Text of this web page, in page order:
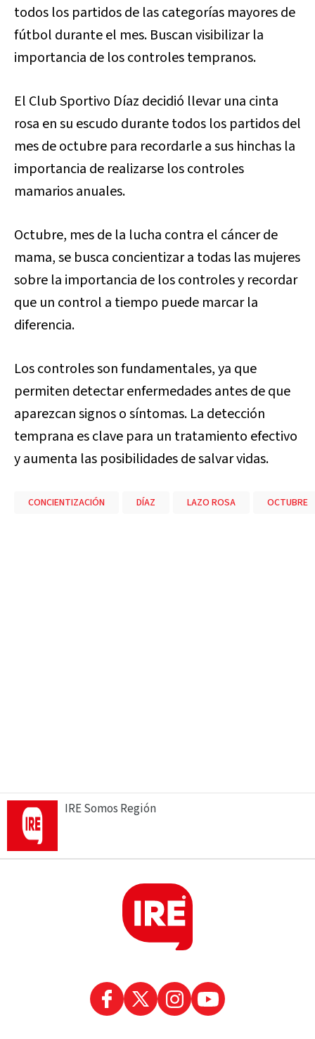
todos los partidos de las categorías mayores de
fútbol durante el mes. Buscan visibilizar la
importancia de los controles tempranos.
El Club Sportivo Díaz decidió llevar una cinta
rosa en su escudo durante todos los partidos del
mes de octubre para recordarle a sus hinchas la
importancia de realizarse los controles
mamarios anuales.
Octubre, mes de la lucha contra el cáncer de
mama, se busca concientizar a todas las mujeres
sobre la importancia de los controles y recordar
que un control a tiempo puede marcar la
diferencia.
Los controles son fundamentales, ya que
permiten detectar enfermedades antes de que
aparezcan signos o síntomas. La detección
temprana es clave para un tratamiento efectivo
y aumenta las posibilidades de salvar vidas.
CONCIENTIZACIÓN DÍAZ LAZO ROSA OCTUBRE
IRE Somos Región